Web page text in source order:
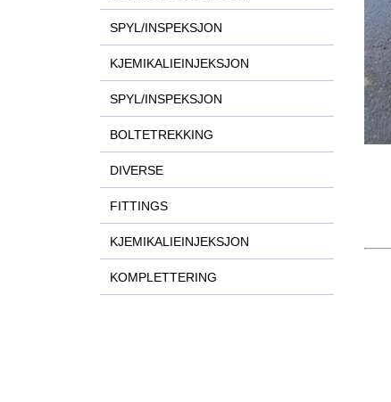
SPYL/INSPEKSJON
KJEMIKALIEINJEKSJON
SPYL/INSPEKSJON
BOLTETREKKING
DIVERSE
FITTINGS
KJEMIKALIEINJEKSJON
KOMPLETTERING